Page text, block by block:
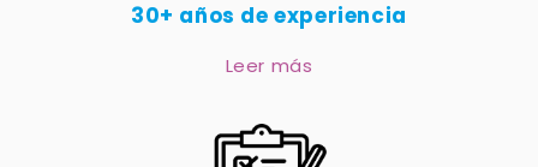
30+ años de experiencia
Leer más